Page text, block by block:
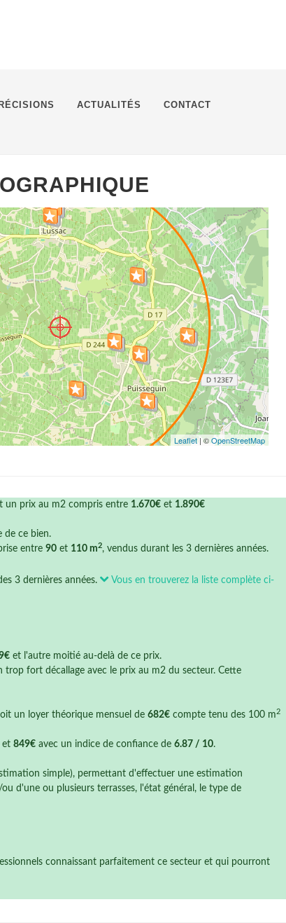
ACTUALITÉS CONTACT
Leaflet | ©OpenStreetMap
un prix au m2 compris entre 1.670€ et 1.890€
de ce bien.
entre 90 et 110 m2, vendus durant les 3 dernières années.
3 dernières années.
Vous en trouverez la liste complète ci-
et l'autre moitié au-delà de ce prix.
fort décallage avec le prix au m2 du secteur. Cette
un loyer théorique mensuel de 682€ compte tenu des 100 m 2
et 849€ avec un indice de confiance de 6.87 / 10.
simple), permettant d'effectuer une estimation
d'une ou plusieurs terrasses, l'état général, le type de
connaissant parfaitement ce secteur et qui pourront